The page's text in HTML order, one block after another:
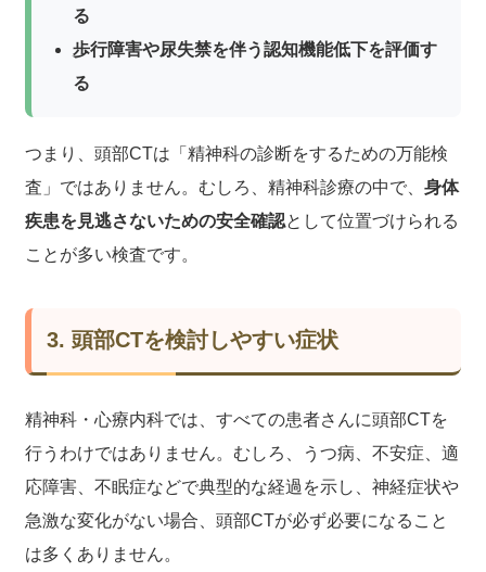
る
歩行障害や尿失禁を伴う認知機能低下を評価す
る
つまり、頭部CTは「精神科の診断をするための万能検
査」ではありません。むしろ、精神科診療の中で、身体
疾患を見逃さないための安全確認として位置づけられる
ことが多い検査です。
3. 頭部CTを検討しやすい症状
精神科・心療内科では、すべての患者さんに頭部CTを
行うわけではありません。むしろ、うつ病、不安症、適
応障害、不眠症などで典型的な経過を示し、神経症状や
急激な変化がない場合、頭部CTが必ず必要になること
は多くありません。